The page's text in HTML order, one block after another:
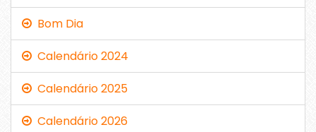
Bom Dia
Calendário 2024
Calendário 2025
Calendário 2026